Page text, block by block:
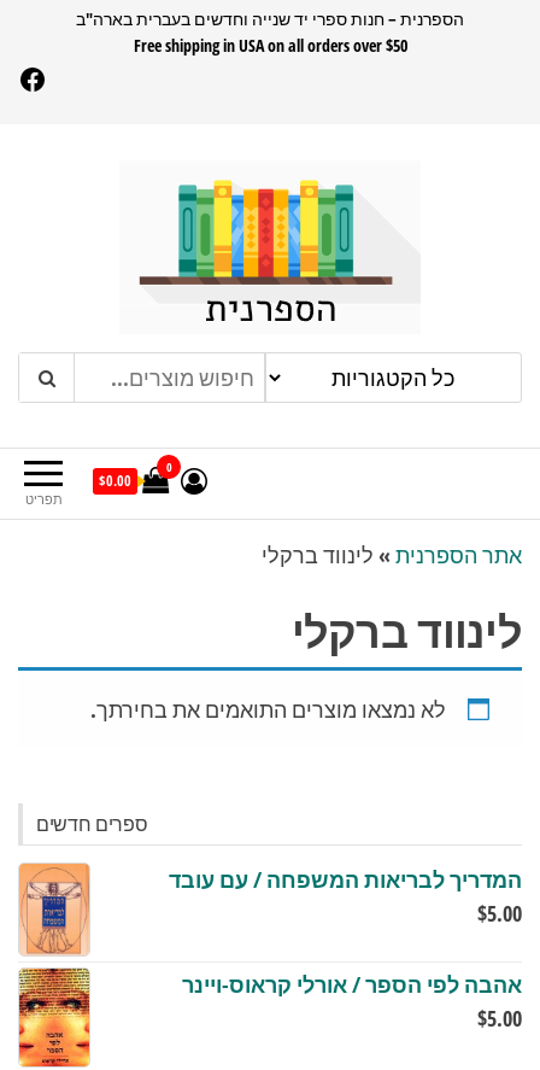
הספרנית – חנות ספרי יד שנייה וחדשים בעברית בארה"ב
Free shipping in USA on all orders over $50
הספרנית
תפריט
0
$0.00
אתר הספרנית » לינווד ברקלי
לינווד ברקלי
לא נמצאו מוצרים התואמים את בחירתך.
ספרים חדשים
המדריך לבריאות המשפחה / עם עובד
$5.00
אהבה לפי הספר / אורלי קראוס-ויינר
$5.00